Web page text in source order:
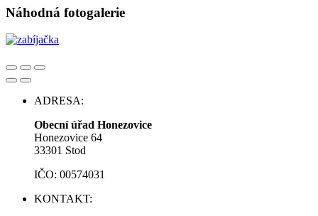
Náhodná fotogalerie
ADRESA:
Obecní úřad Honezovice
Honezovice 64
33301 Stod
IČO: 00574031
KONTAKT: